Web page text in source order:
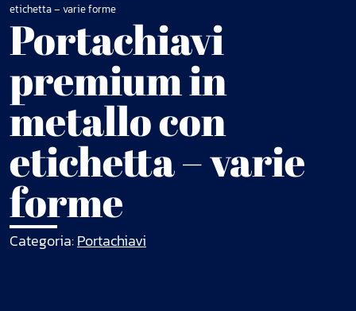
etichetta – varie forme
Portachiavi
premium in
metallo con
etichetta – varie
forme
Categoria:Portachiavi